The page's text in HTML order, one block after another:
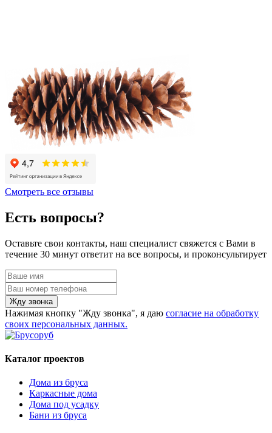
Смотреть все отзывы
Есть вопросы?
Оставьте свои контакты, наш специалист свяжется с Вами в
течение 30 минут ответит на все вопросы, и проконсультирует
Жду звонка
Нажимая кнопку "Жду звонка", я даю согласие на обработку
своих персональных данных.
Каталог проектов
Дома из бруса
Каркасные дома
Дома под усадку
Бани из бруса